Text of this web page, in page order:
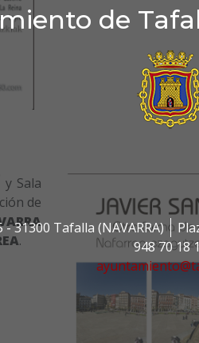
de
31300 Tafalla (NAVARRA)
948 70 18
Sala
de
.